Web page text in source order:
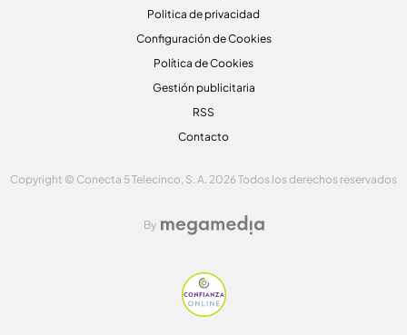
Politica de privacidad
Configuración de Cookies
Política de Cookies
Gestión publicitaria
RSS
Contacto
Copyright © Conecta 5 Telecinco, S. A. 2026 Todos los derechos reservados
By